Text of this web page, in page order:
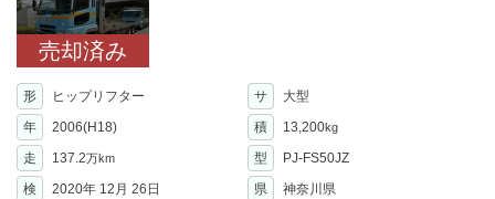
売却済み
形 ヒップリフター サ
大型
年
2006(H18) 積 13,200kg
走 137.2万km 型
PJ-FS50JZ
検
2020年 12月 26日 県 神奈川県